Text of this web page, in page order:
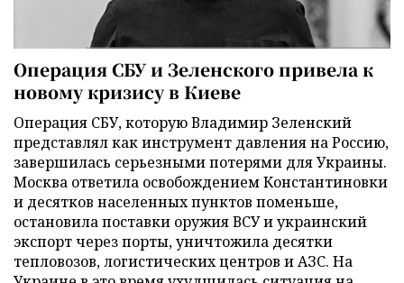
Операция СБУ и Зеленского привела к
новому кризису в Киеве
Операция СБУ, которую Владимир Зеленский
представлял как инструмент давления на Россию,
завершилась серьезными потерями для Украины.
Москва ответила освобождением Константиновки
и десятков населенных пунктов поменьше,
остановила поставки оружия ВСУ и украинский
экспорт через порты, уничтожила десятки
тепловозов, логистических центров и АЗС. На